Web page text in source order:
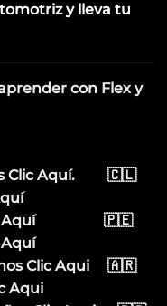
y lleva tu
con Flex y
Clic Aquí. 🇨🇱
Clic Aquí 🇵🇪
Clic Aqui 🇦🇷
Aqui